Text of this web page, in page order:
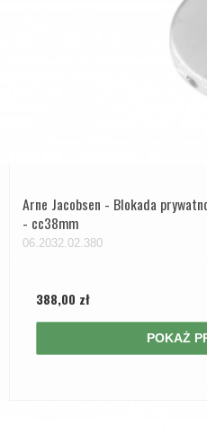
Arne Jacobsen - Blokada
- cc38mm
06.2032.02.380
388,00 zł
POKAŻ